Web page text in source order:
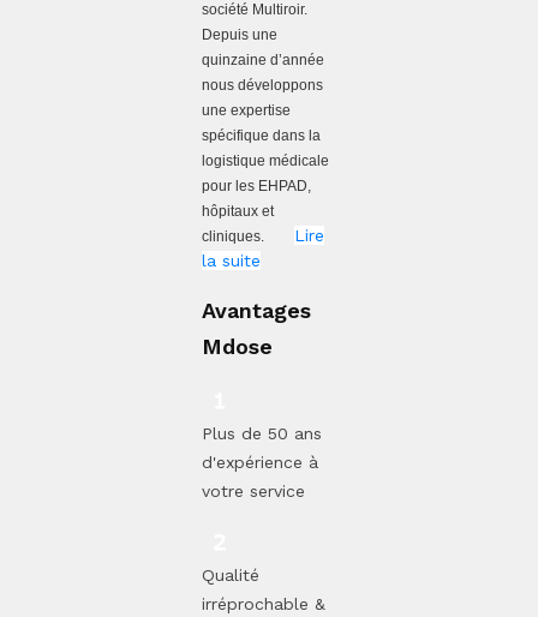
société Multiroir.
Depuis une
quinzaine d’année
nous développons
une expertise
spécifique dans la
logistique médicale
pour les EHPAD,
hôpitaux et
cliniques.
Lire
la suite
Avantages
Mdose
Plus de 50 ans
d'expérience à
votre service
Qualité
irréprochable &